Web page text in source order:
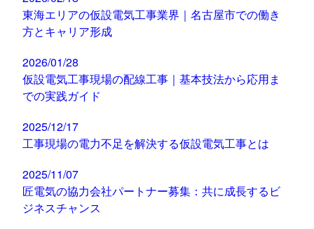
東海エリアの仮設電気工事業界｜名古屋市での働き
方とキャリア形成
2026/01/28
仮設電気工事現場の配線工事｜基本技法から応用ま
での実践ガイド
2025/12/17
工事現場の電力不足を解決する仮設電気工事とは
2025/11/07
匠電気の協力会社パートナー募集：共に成長するビ
ジネスチャンス